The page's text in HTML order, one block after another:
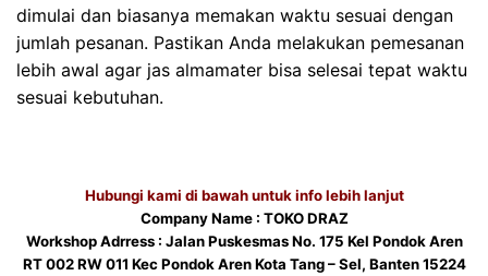
dimulai dan biasanya memakan waktu sesuai dengan
jumlah pesanan. Pastikan Anda melakukan pemesanan
lebih awal agar jas almamater bisa selesai tepat waktu
sesuai kebutuhan.
Hubungi kami di bawah untuk info lebih lanjut
Company Name : TOKO DRAZ
Workshop Adrress : Jalan Puskesmas No. 175 Kel Pondok Aren
RT 002 RW 011 Kec Pondok Aren Kota Tang – Sel, Banten 15224